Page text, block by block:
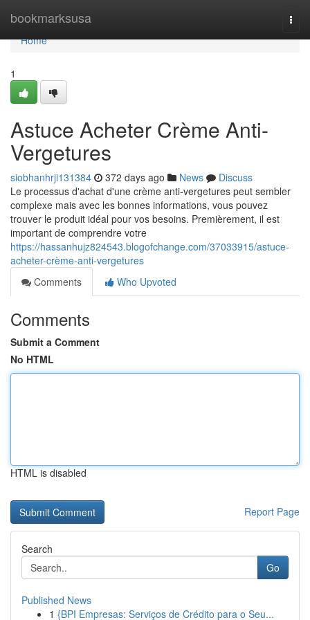
bookmarksusa
Home
Home
1
Astuce Acheter Crème Anti-
Vergetures
siobhanhrji131384 372 days ago News
Discuss
Le processus d'achat d'une crème anti-vergetures peut sembler
complexe mais avec les bonnes informations, vous pouvez
trouver le produit idéal pour vos besoins. Premièrement, il est
important de comprendre votre
https://hassanhujz824543.blogofchange.com/37033915/astuce-
acheter-crème-anti-vergetures
Comments
Who Upvoted
Comments
Submit a Comment
No HTML
HTML is disabled
Report Page
Search
Go
Published News
1 {BPI Empresas: Serviços de Crédito para o Seu...